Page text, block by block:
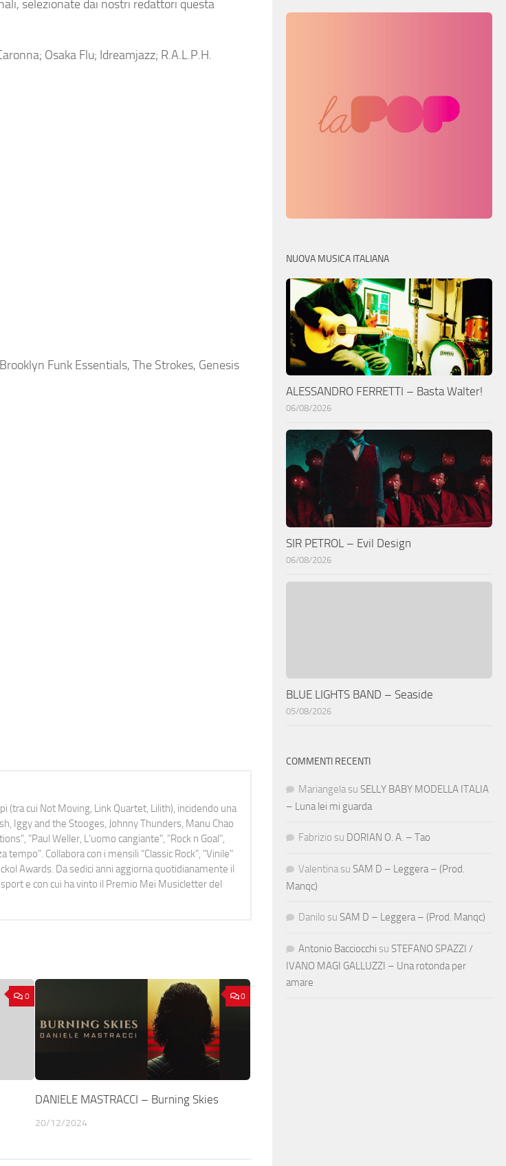
selezionate dai nostri redattori questa
Osaka Flu; Idreamjazz; R.A.L.P.H.
Funk Essentials, The Strokes, Genesis
(tra cui Not Moving, Link Quartet, Lilith), incidendo una
Iggy and the Stooges, Johnny Thunders, Manu Chao
"Paul Weller, L’uomo cangiante", "Rock n Goal",
Collabora con i mensili “Classic Rock”, "Vinile"
Awards. Da sedici anni aggiorna quotidianamente il
e con cui ha vinto il Premio Mei Musicletter del
0 0
DANIELE MASTRACCI – Burning Skies
20/12/2024
NUOVA MUSICA ITALIANA
ALESSANDRO FERRETTI – Basta Walter!
06/08/2026
SIR PETROL – Evil Design
06/08/2026
BLUE LIGHTS BAND – Seaside
05/08/2026
COMMENTI RECENTI
Mariangela su SELLY BABY MODELLA ITALIA
– Luna lei mi guarda
Fabrizio su DORIAN O. A. – Tao
Valentina su SAM D – Leggera – (Prod.
Manqc)
Danilo su SAM D – Leggera – (Prod. Manqc)
Antonio Bacciocchi su STEFANO SPAZZI /
IVANO MAGI GALLUZZI – Una rotonda per
amare